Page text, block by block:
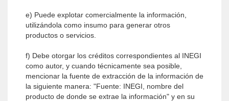
e) Puede explotar comercialmente la información,
utilizándola como insumo para generar otros
productos o servicios.
f) Debe otorgar los créditos correspondientes al INEGI
como autor, y cuando técnicamente sea posible,
mencionar la fuente de extracción de la información de
la siguiente manera: "Fuente: INEGI, nombre del
producto de donde se extrae la información" y en su